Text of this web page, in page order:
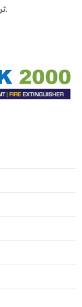
تركيبته الخاصة فإنه لا يشكل أي خطر صحي خاص.